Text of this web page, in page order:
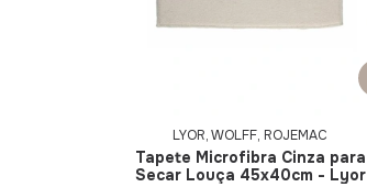
LYOR, WOLFF, ROJEMAC
Tapete Microfibra Cinza para
Secar Louça 45x40cm - Lyor